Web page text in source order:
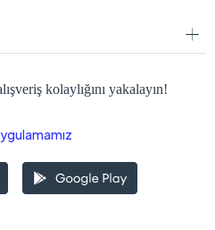
kolaylığını yakalayın!